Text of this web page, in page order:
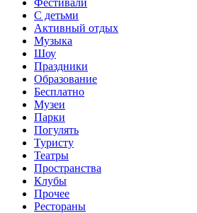
С детьми
Активный отдых
Музыка
Шоу
Праздники
Образование
Бесплатно
Музеи
Парки
Погулять
Туристу
Театры
Пространства
Клубы
Прочее
Рестораны